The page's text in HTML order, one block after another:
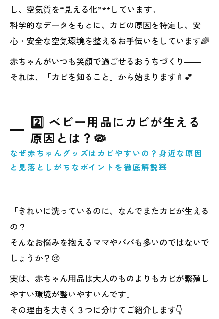
し、空気質を“見える化”**しています。
科学的なデータをもとに、カビの原因を特定し、安
心・安全な空気環境を整えるお手伝いをしています🌈
赤ちゃんがいつも笑顔で過ごせるおうちづくり――
それは、「カビを知ること」から始まります🍼💕
2️⃣ ベビー用品にカビが生える
原因とは？🦠
なぜ赤ちゃんグッズはカビやすいの？身近な原因
と見落としがちなポイントを徹底解説🧸
「きれいに洗っているのに、なんでまたカビが生える
の？」
そんなお悩みを抱えるママやパパも多いのではないで
しょうか？😢
実は、赤ちゃん用品は大人のものよりもカビが繁殖し
やすい環境が整いやすいんです。
その理由を大きく３つに分けてご紹介します👇